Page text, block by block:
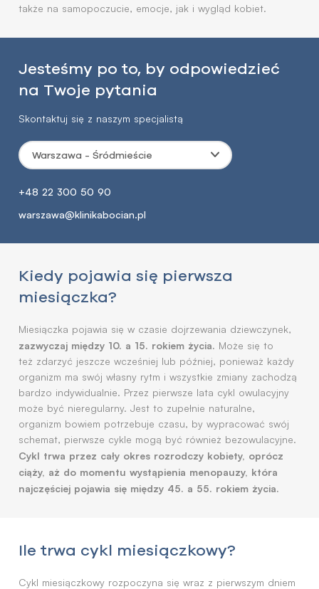
także na samopoczucie, emocje, jak i wygląd kobiet.
Jesteśmy po to, by odpowiedzieć
na Twoje pytania
Skontaktuj się z naszym specjalistą
Warszawa - Śródmieście
+48 22 300 50 90
warszawa@klinikabocian.pl
Kiedy pojawia się pierwsza
miesiączka?
Miesiączka pojawia się w czasie dojrzewania dziewczynek,
zazwyczaj między 10. a 15. rokiem życia. Może się to
też zdarzyć jeszcze wcześniej lub później, ponieważ każdy
organizm ma swój własny rytm i wszystkie zmiany zachodzą
bardzo indywidualnie. Przez pierwsze lata cykl owulacyjny
może być nieregularny. Jest to zupełnie naturalne,
organizm bowiem potrzebuje czasu, by wypracować swój
schemat, pierwsze cykle mogą być również bezowulacyjne.
Cykl trwa przez cały okres rozrodczy kobiety, oprócz
ciąży, aż do momentu wystąpienia menopauzy, która
najczęściej pojawia się między 45. a 55. rokiem życia.
Ile trwa cykl miesiączkowy?
Cykl miesiączkowy rozpoczyna się wraz z pierwszym dniem